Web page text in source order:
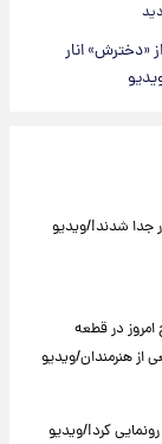
«دخترش» انار
جدا شدند!/ویدیو
امروز در قطعه
از هنرمندان/ویدیو
کرد!/ویدیو